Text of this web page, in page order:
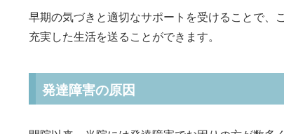
早期の気づきと適切なサポートを受けることで、
充実した生活を送ることができます。
発達障害の原因